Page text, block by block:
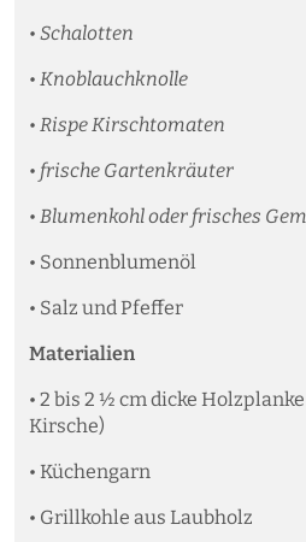
• Schalotten
• Knoblauchknolle
• Rispe Kirschtomaten
• frische Gartenkräuter
• Blumenkohl oder frisches
• Sonnenblumenöl
• Salz und Pfeffer
Materialien
• 2 bis 2 ½ cm dicke
Kirsche)
• Küchengarn
• Grillkohle aus Laubholz